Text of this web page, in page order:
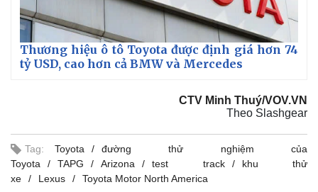
Bất động sản
Khởi nghiệp
Giá vàng
Tiêu dùng
Chứng khoán
Thương hiệu ô tô Toyota được định giá hơn 74
tỷ USD, cao hơn cả BMW và Mercedes
CTV Minh Thuý/VOV.VN
Theo Slashgear
Tag: Toyota
đường thử nghiệm của
Toyota
TAPG Arizona test track
khu thử
xe
Lexus Toyota Motor North America